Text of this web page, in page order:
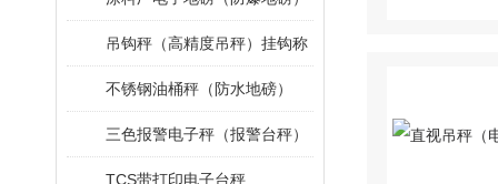
吊钩秤（高精度吊秤）挂钩称
不锈钢油桶秤（防水地磅）
三色报警电子秤（报警台秤）
TCS带打印电子台秤